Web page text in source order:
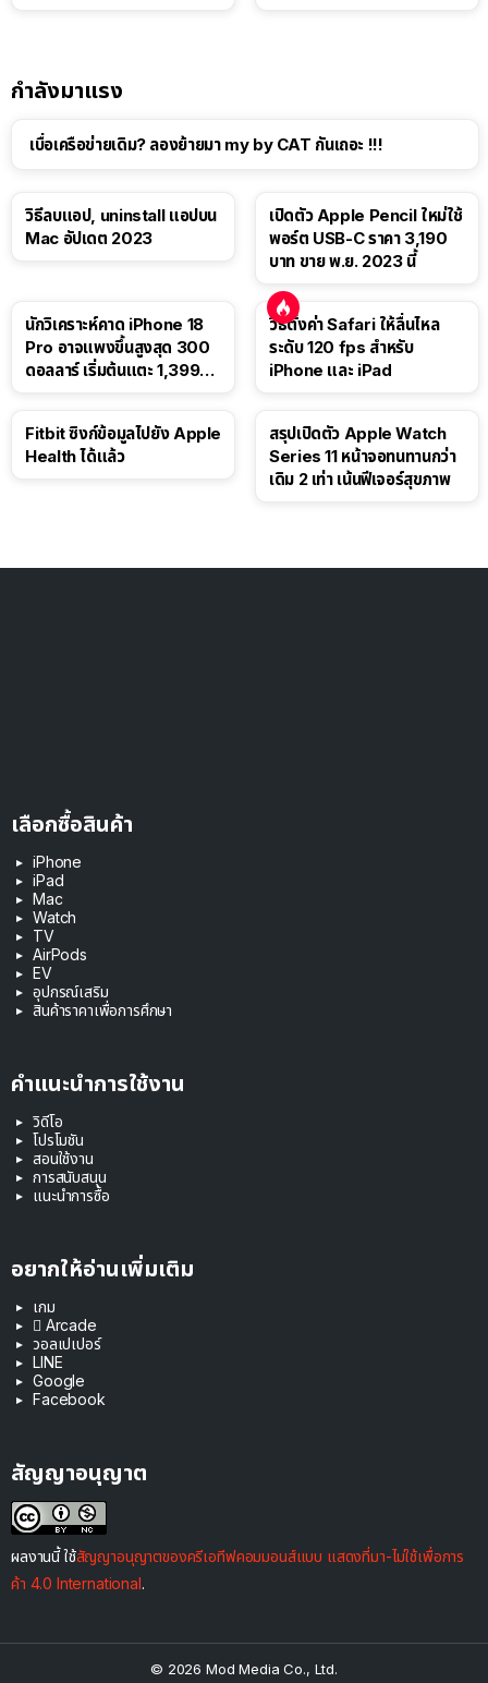
กำลังมาแรง
เบื่อเครือข่ายเดิม? ลองย้ายมา my by CAT กันเถอะ !!!
วิธีลบแอป, uninstall แอปบน
Mac อัปเดต 2023
เปิดตัว Apple Pencil ใหม่ใช้
พอร์ต USB-C ราคา 3,190
บาท ขาย พ.ย. 2023 นี้
นักวิเคราะห์คาด iPhone 18
Pro อาจแพงขึ้นสูงสุด 300
ดอลลาร์ เริ่มต้นแตะ 1,399
วิธีตั้งค่า Safari ให้ลื่นไหล
ระดับ 120 fps สำหรับ
iPhone และ iPad
Fitbit ซิงก์ข้อมูลไปยัง Apple
Health ได้แล้ว
สรุปเปิดตัว Apple Watch
Series 11 หน้าจอทนทานกว่า
เดิม 2 เท่า เน้นฟีเจอร์สุขภาพ
เลือกซื้อสินค้า
iPhone
iPad
Mac
Watch
TV
AirPods
EV
อุปกรณ์เสริม
สินค้าราคาเพื่อการศึกษา
คำแนะนำการใช้งาน
วิดีโอ
โปรโมชัน
สอนใช้งาน
การสนับสนุน
แนะนำการซื้อ
อยากให้อ่านเพิ่มเติม
เกม
 Arcade
วอลเปเปอร์
LINE
Google
Facebook
สัญญาอนุญาต
ผลงานนี้ ใช้สัญญาอนุญาตของครีเอทีฟคอมมอนส์แบบ แสดงที่มา-ไม่ใช้เพื่อการ
ค้า 4.0 International.
© 2026 Mod Media Co., Ltd.